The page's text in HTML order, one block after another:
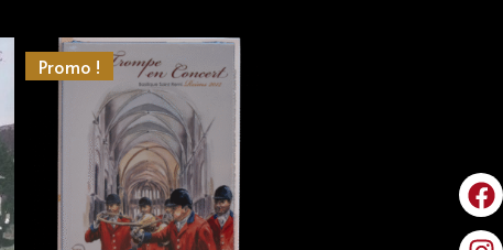
Promo !